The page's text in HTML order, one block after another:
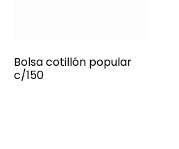
Bolsa cotillón popular
c/150